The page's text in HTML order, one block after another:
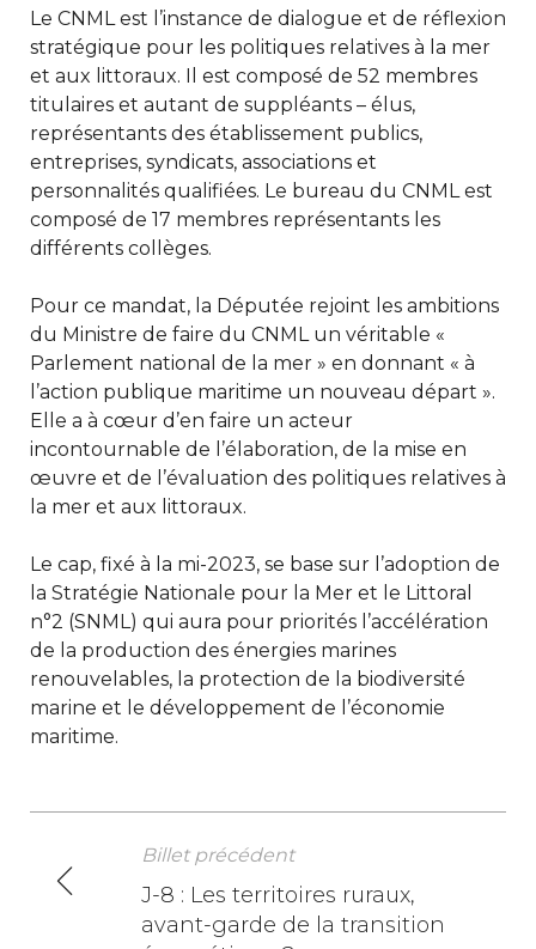
Le CNML est l’instance de dialogue et de réflexion
stratégique pour les politiques relatives à la mer
et aux littoraux. Il est composé de 52 membres
titulaires et autant de suppléants – élus,
représentants des établissement publics,
entreprises, syndicats, associations et
personnalités qualifiées. Le bureau du CNML est
composé de 17 membres représentants les
différents collèges.
Pour ce mandat, la Députée rejoint les ambitions
du Ministre de faire du CNML un véritable «
Parlement national de la mer » en donnant « à
l’action publique maritime un nouveau départ ».
Elle a à cœur d’en faire un acteur
incontournable de l’élaboration, de la mise en
œuvre et de l’évaluation des politiques relatives à
la mer et aux littoraux.
Le cap, fixé à la mi-2023, se base sur l’adoption de
la Stratégie Nationale pour la Mer et le Littoral
n°2 (SNML) qui aura pour priorités l’accélération
de la production des énergies marines
renouvelables, la protection de la biodiversité
marine et le développement de l’économie
maritime.
N
Billet précédent
J-8 : Les territoires ruraux,
avant-garde de la transition